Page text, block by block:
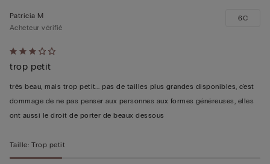
Évalué
3sur 5
Patricia M
Acheteur vérifié
trop petit
très beau, mais trop petit... pas de tailles plus grandes disponibles, c'est
dommage de ne pas penser aux personnes aux formes généreuses, elles
ont aussi le droit de porter de beaux dessous
6C
Taille: Trop petit